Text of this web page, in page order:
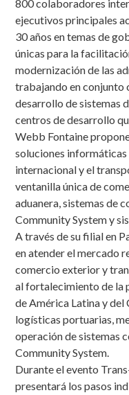
800 colaboradores
ejecutivos principales
30 años en temas de
únicas para la
modernización de las
trabajando en conjunto
desarrollo de sistemas
centros de desarrollo
Webb Fontaine
soluciones
internacional y el
ventanilla única de
aduanera, sistemas de
Community System y
A través de su filial en
en atender el mercado
comercio exterior y
al fortalecimiento de la
de América Latina y del
logísticas portuarias,
operación de sistemas
Community System.
Durante el evento
presentará los pasos